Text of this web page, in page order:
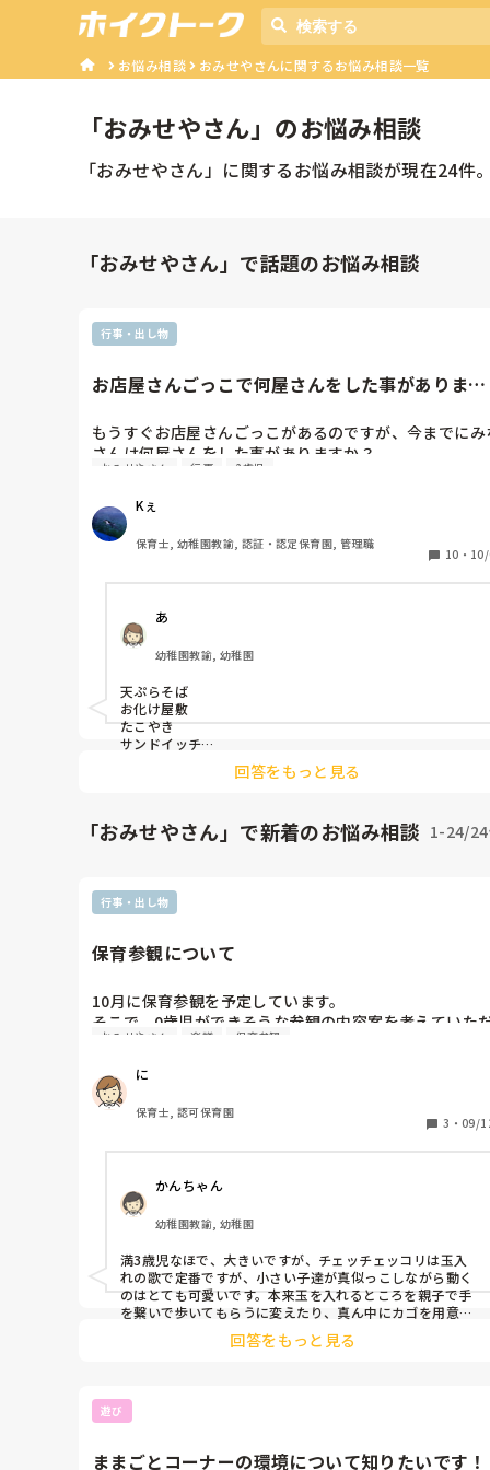
お悩み相談 おみせやさんに関するお悩み相談一覧
「おみせやさん」のお悩み相談
「おみせやさん」に関するお悩み相談が現在24件
「おみせやさん」で話題のお悩み相談
行事・出し物
お店屋さんごっこで何屋さんをした事があります
もうすぐお店屋さんごっこがあるのですが、今までにみ
さんは何屋さんをした事がありますか？
おみせやさん 行事 2歳児
Kぇ
保育士, 幼稚園教諭, 認証・認定保育園, 管理職
10 ・
あ
幼稚園教諭, 幼稚園
天ぷらそば
お化け屋敷
たこやき
サンドイッチ
私のとこは新聞でリング型に
ボンドに色混ぜたのでチョコソースに
して乾いたらシール貼って飾りつけ
飾りつけた方が可愛いですが誤って
回答をもっと見る
「おみせやさん」で新着のお悩み相談 1-24/
行事・出し物
保育参観について
10月に保育参観を予定しています。
そこで、0歳児ができそうな参観の内容案を考えていた
1歳児担任の頃はお店屋さんごっこや小麦粉粘土を親子
でして過ごしました。
音楽が好きな子たちなので、音楽を流しながら軽く体を
動かせるような活動もいいかな？と思うのですが、あま
り案が浮かばなく…
おみせやさん 楽譜 保育参観
に
保育士, 認可保育園
3 ・ 09/
かんちゃん
幼稚園教諭, 幼稚園
満3歳児なほで、大きいですが、チェッチェッコリは玉入
れの歌で定番ですが、小さい子達が真似っこしながら動く
のはとても可愛いです。本来玉を入れるところを親子で手
を繋いで歩いてもらうに変えたり、真ん中にカゴを用意し
てそこに親子で物を入れに行くとかも楽しそう。音楽が好
きなら色々とやれそうですね！ダンボールの車や、船など
小さいとできることが限られているので考えるのも大変か
と思いますが、素敵な時間になるといいですね。
回答をもっと見る
遊び
ままごとコーナーの環境について知りたいです！